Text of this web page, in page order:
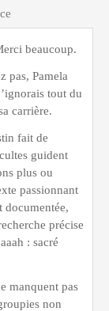
beaucoup.
pas, Pamela
tout du
carrière.
fait de
guident
plus ou
passionnant
documentée,
précise
: sacré
manquent pas
non